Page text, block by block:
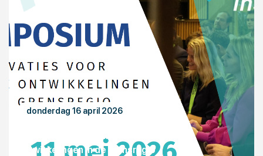
donderdag 16 april 2026
Symposium: Innovaties voor duurzame
ontwikkelingen in de grensregio